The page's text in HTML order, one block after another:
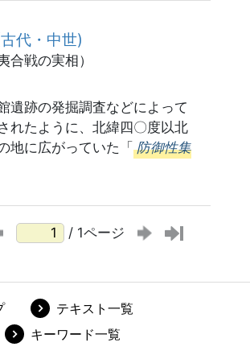
代・中世)
合戦の実相）
遺跡の発掘調査などによって
れたように、北緯四〇度以北
地に広がっていた「防御性集
/ 1ページ
テキスト一覧
キーワード一覧